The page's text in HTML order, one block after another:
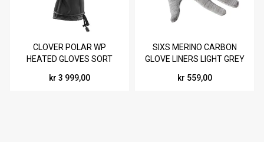
CLOVER POLAR WP
HEATED GLOVES SORT
kr 3 999,00
SIXS MERINO CARBON
GLOVE LINERS LIGHT GREY
kr 559,00